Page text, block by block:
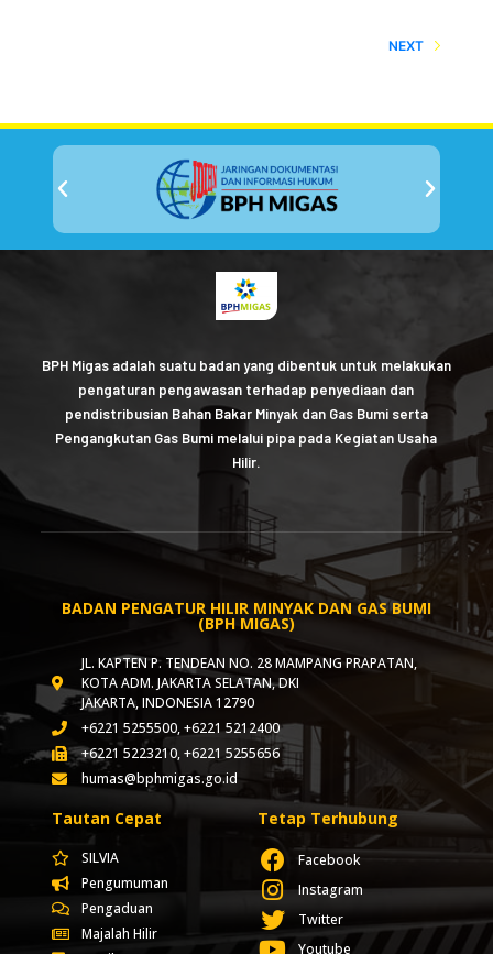
NEXT
BPH Migas adalah suatu badan yang dibentuk untuk melakukan
pengaturan pengawasan terhadap penyediaan dan
pendistribusian Bahan Bakar Minyak dan Gas Bumi serta
Pengangkutan Gas Bumi melalui pipa pada Kegiatan Usaha
Hilir.
BADAN PENGATUR HILIR MINYAK DAN GAS BUMI
(BPH MIGAS)
JL. KAPTEN P. TENDEAN NO. 28 MAMPANG PRAPATAN,
KOTA ADM. JAKARTA SELATAN, DKI
JAKARTA, INDONESIA 12790
+6221 5255500, +6221 5212400
+6221 5223210, +6221 5255656
humas@bphmigas.go.id
Tautan Cepat
SILVIA
Pengumuman
Pengaduan
Majalah Hilir
Tetap Terhubung
Facebook
Instagram
Twitter
Youtube